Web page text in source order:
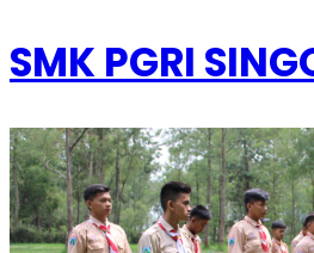
to
content
SMK PGRI